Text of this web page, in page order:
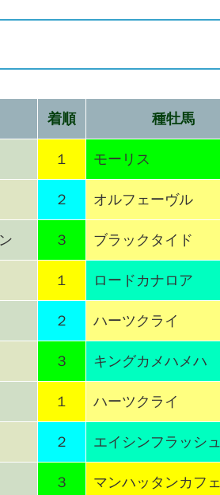
着順 種牡馬
１ モーリス
２ オルフェーヴル
３ ブラックタイド
１ ロードカナロア
２ ハーツクライ
３ キングカメハメハ
１ ハーツクライ
２ エイシンフラッシュ
３ マンハッタンカフェ